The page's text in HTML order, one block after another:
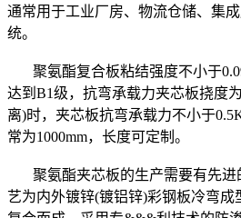
通常用于工业厂房、物流仓储、集
统。
聚氨酯复合板粘结强度不小于
达到B1级，抗弯承载力夹芯板挠度
离)时，夹芯板抗弯承载力不小于
常为1000mm，长度可定制。
聚氨酯夹芯板的生产需要有先进
艺为内外镀锌(镀铝锌)彩钢板冷弯成